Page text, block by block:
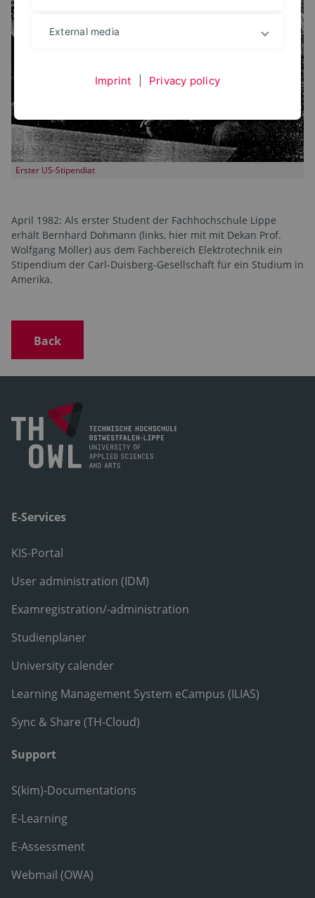
Erster US-Stipendiat
April 1982: Als erster Student der Fachhochschule Lippe
erhält Bernhard Dohmann (links, hier mit mit Dekan Prof.
Wolfgang Möller) aus dem Fachbereich Elektrotechnik ein
Stipendium der Carl-Duisberg-Gesellschaft für ein Studium in
Amerika.
Back
E-Services
KIS-Portal
User administration (IDM)
Examregistration/-administration
Studienplaner
University calender
Learning Management System eCampus (ILIAS)
Sync & Share (TH-Cloud)
Support
S(kim)-Documentations
E-Learning
E-Assessment
Webmail (OWA)
External media
Imprint Privacy policy